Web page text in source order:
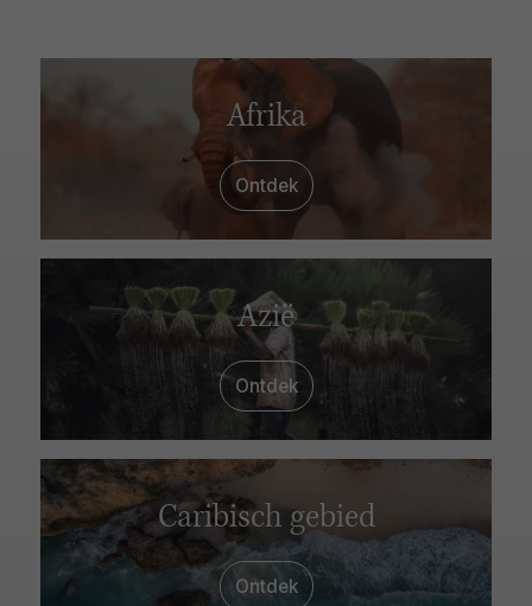
Afrika
Ontdek
Azië
Ontdek
Caribisch gebied
Ontdek